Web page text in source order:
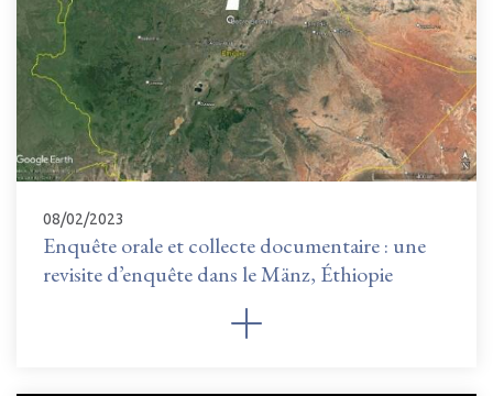
08/02/2023
Enquête orale et collecte documentaire : une
revisite d’enquête dans le Mänz, Éthiopie